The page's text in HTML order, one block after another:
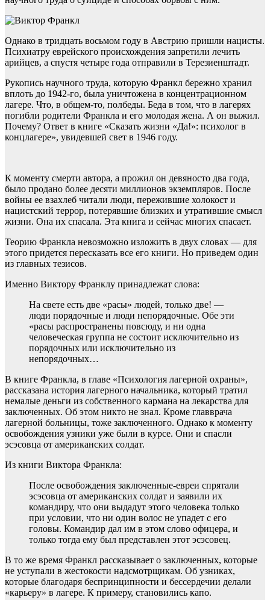
Однако в тридцать восьмом году в Австрию пришли нацисты.
Психиатру еврейского происхождения запретили лечить
арийцев, а спустя четыре года отправили в Терезиенштадт.
Рукопись научного труда, которую Франкл бережно хранил
вплоть до 1942-го, была уничтожена в концентрационном
лагере. Что, в общем-то, полбеды. Беда в том, что в лагерях
погибли родители Франкла и его молодая жена. А он выжил.
Почему? Ответ в книге «Сказать жизни «Да!»: психолог в
концлагере», увидевшей свет в 1946 году.
К моменту смерти автора, а прожил он девяносто два года,
было продано более десяти миллионов экземпляров. После
войны ее взахлеб читали люди, пережившие холокост и
нацистский террор, потерявшие близких и утратившие смысл
жизни. Она их спасала. Эта книга и сейчас многих спасает.
Теорию Франкла невозможно изложить в двух словах — для
этого придется пересказать все его книги. Но приведем один
из главных тезисов.
Именно Виктору Франклу принадлежат слова:
На свете есть две «расы» людей, только две! —
люди порядочные и люди непорядочные. Обе эти
«расы распространены повсюду, и ни одна
человеческая группа не состоит исключительно из
порядочных или исключительно из
непорядочных…
В книге Франкла, в главе «Психология лагерной охраны»,
рассказана история лагерного начальника, который тратил
немалые деньги из собственного кармана на лекарства для
заключенных. Об этом никто не знал. Кроме главврача
лагерной больницы, тоже заключенного. Однако к моменту
освобождения узники уже были в курсе. Они и спасли
эсэсовца от американских солдат.
Из книги Виктора Франкла:
После освобождения заключенные-евреи спрятали
эсэсовца от американских солдат и заявили их
командиру, что они выдадут этого человека только
при условии, что ни один волос не упадет с его
головы. Командир дал им в этом слово офицера, и
только тогда ему был представлен этот эсэсовец.
В то же время Франкл рассказывает о заключенных, которые
не уступали в жестокости надсмотрщикам. Об узниках,
которые благодаря беспринципности и бессердечии делали
«карьеру» в лагере. К примеру, становились капо.